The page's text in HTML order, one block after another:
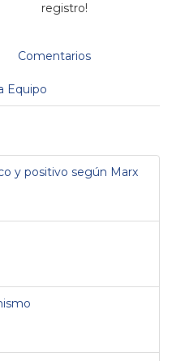
registro!
Comentarios
Equipo
y positivo según Marx